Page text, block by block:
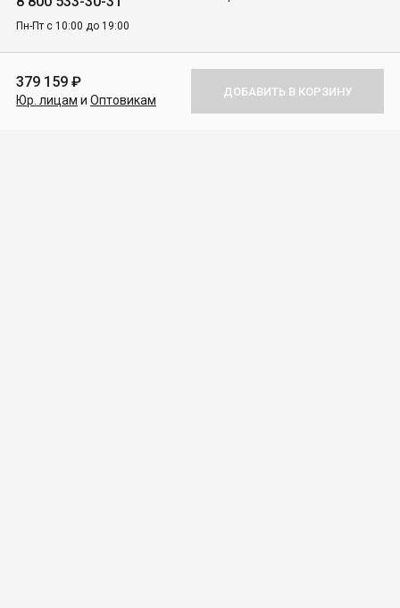
379 159 ₽
Юр. лицам и Оптовикам
ДОБАВИТЬ В КОРЗИНУ
Пн-Пт с 10:00 до 19:00
Каталог товаров